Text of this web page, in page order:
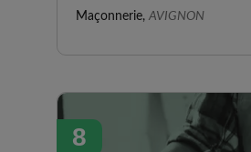
Maçonnerie, AVIGNON
8